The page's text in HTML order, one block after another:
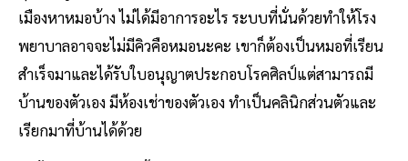
เมืองหาหมอบ้าง ไม่ได้มีอาการอะไร ระบบที่นั่นด้วยทำให้โรง
พยาบาลอาจจะไม่มีคิวคือหมอนะคะ เขาก็ต้องเป็นหมอที่เรียน
สำเร็จมาและได้รับใบอนุญาตประกอบโรคศิลป์แต่สามารถมี
บ้านของตัวเอง มีห้องเช่าของตัวเอง ทำเป็นคลินิกส่วนตัวและ
เรียกมาที่บ้านได้ด้วย